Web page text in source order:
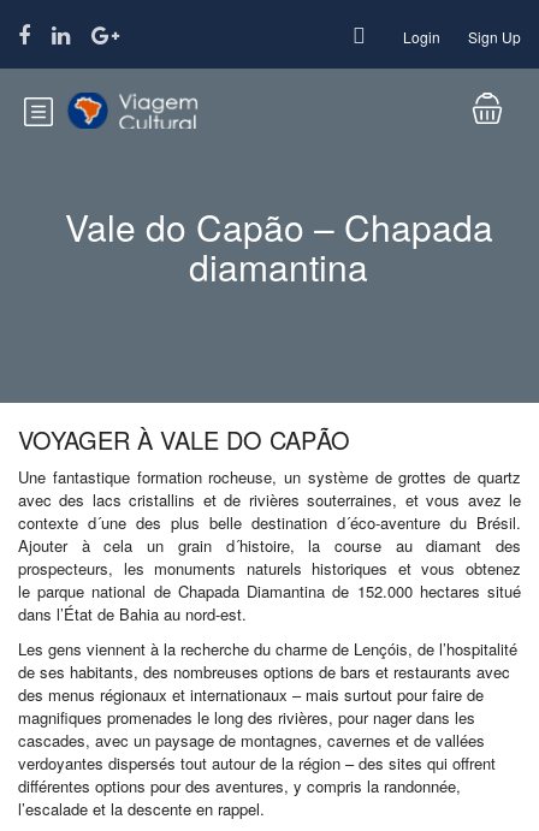
Login Sign Up
Vale do Capão – Chapada
diamantina
VOYAGER À VALE DO CAPÃO
Une fantastique formation rocheuse, un système de grottes de quartz
avec des lacs cristallins et de rivières souterraines, et vous avez le
contexte d´une des plus belle destination d´éco-aventure du Brésil.
Ajouter à cela un grain d´histoire, la course au diamant des
prospecteurs, les monuments naturels historiques et vous obtenez
le parque national de Chapada Diamantina de 152.000 hectares situé
dans l’État de Bahia au nord-est.
Les gens viennent à la recherche du charme de Lençóis, de l’hospitalité
de ses habitants, des nombreuses options de bars et restaurants avec
des menus régionaux et internationaux – mais surtout pour faire de
magnifiques promenades le long des rivières, pour nager dans les
cascades, avec un paysage de montagnes, cavernes et de vallées
verdoyantes dispersés tout autour de la région – des sites qui offrent
différentes options pour des aventures, y compris la randonnée,
l’escalade et la descente en rappel.